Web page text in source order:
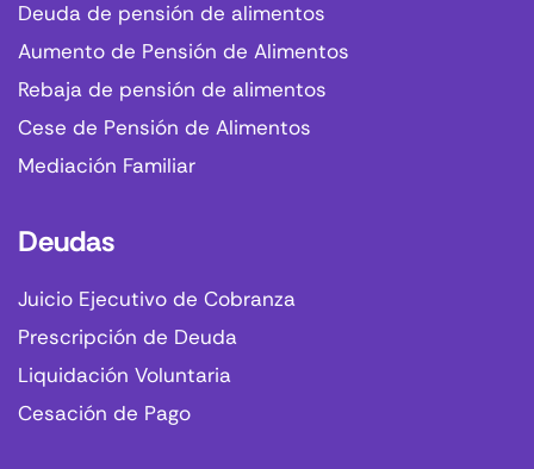
Deuda de pensión de alimentos
Aumento de Pensión de Alimentos
Rebaja de pensión de alimentos
Cese de Pensión de Alimentos
Mediación Familiar
Deudas
Juicio Ejecutivo de Cobranza
Prescripción de Deuda
Liquidación Voluntaria
Cesación de Pago